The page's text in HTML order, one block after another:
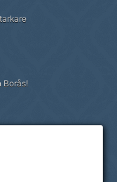
Borås!